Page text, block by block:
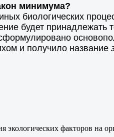
минимума?
биологических
будет принадлежать
и получило название
экологических факторов на